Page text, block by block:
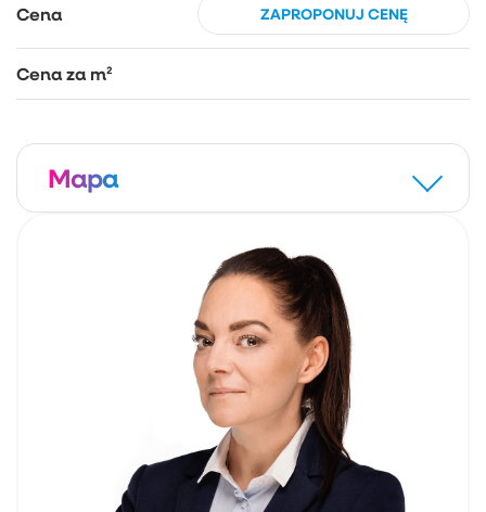
Cena ZAPROPONUJ CENĘ
Cena za m²
Mapa